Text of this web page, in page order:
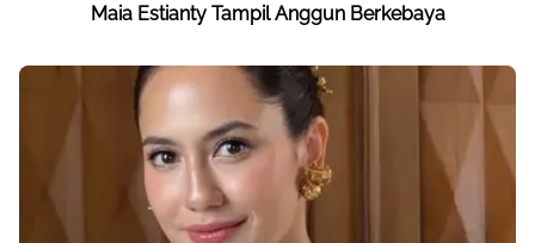
Maia Estianty Tampil Anggun Berkebaya